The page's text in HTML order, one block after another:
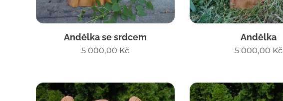
Andělka se srdcem
5 000,00 Kč
Andělka
5 000,00 Kč